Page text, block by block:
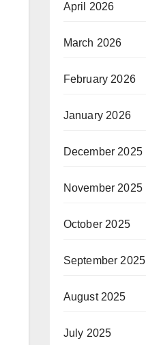
April 2026
March 2026
February 2026
January 2026
December 2025
November 2025
October 2025
September 2025
August 2025
July 2025